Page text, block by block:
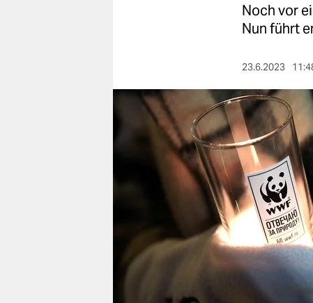
berlin
wahrheit
verlag
veranstaltungen
Noch vor
Nun führt
23.6.2023